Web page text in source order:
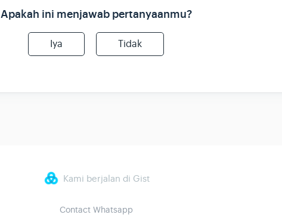
Apakah ini menjawab pertanyaanmu?
Iya Tidak
Kami berjalan di Gist
Contact Whatsapp